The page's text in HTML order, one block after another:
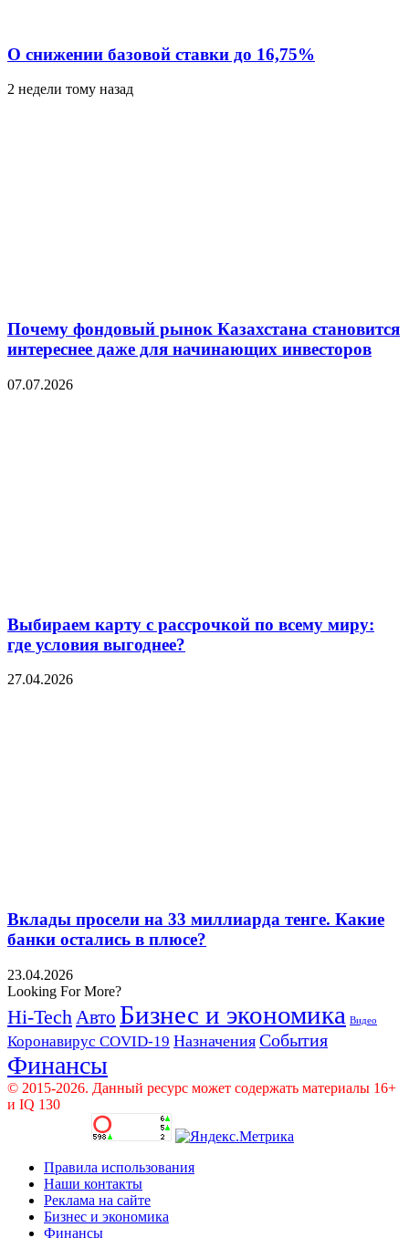
О снижении базовой ставки до 16,75%
2 недели тому назад
Почему фондовый рынок Казахстана становится
интереснее даже для начинающих инвесторов
07.07.2026
Выбираем карту с рассрочкой по всему миру:
где условия выгоднее?
27.04.2026
Вклады просели на 33 миллиарда тенге. Какие
банки остались в плюсе?
23.04.2026
Looking For More?
Hi-Tech Авто Бизнес и экономика Видео
Коронавирус COVID-19 Назначения События
Финансы
© 2015-2026. Данный ресурс может содержать материалы 16+
и IQ 130
Правила использования
Наши контакты
Реклама на сайте
Бизнес и экономика
Финансы